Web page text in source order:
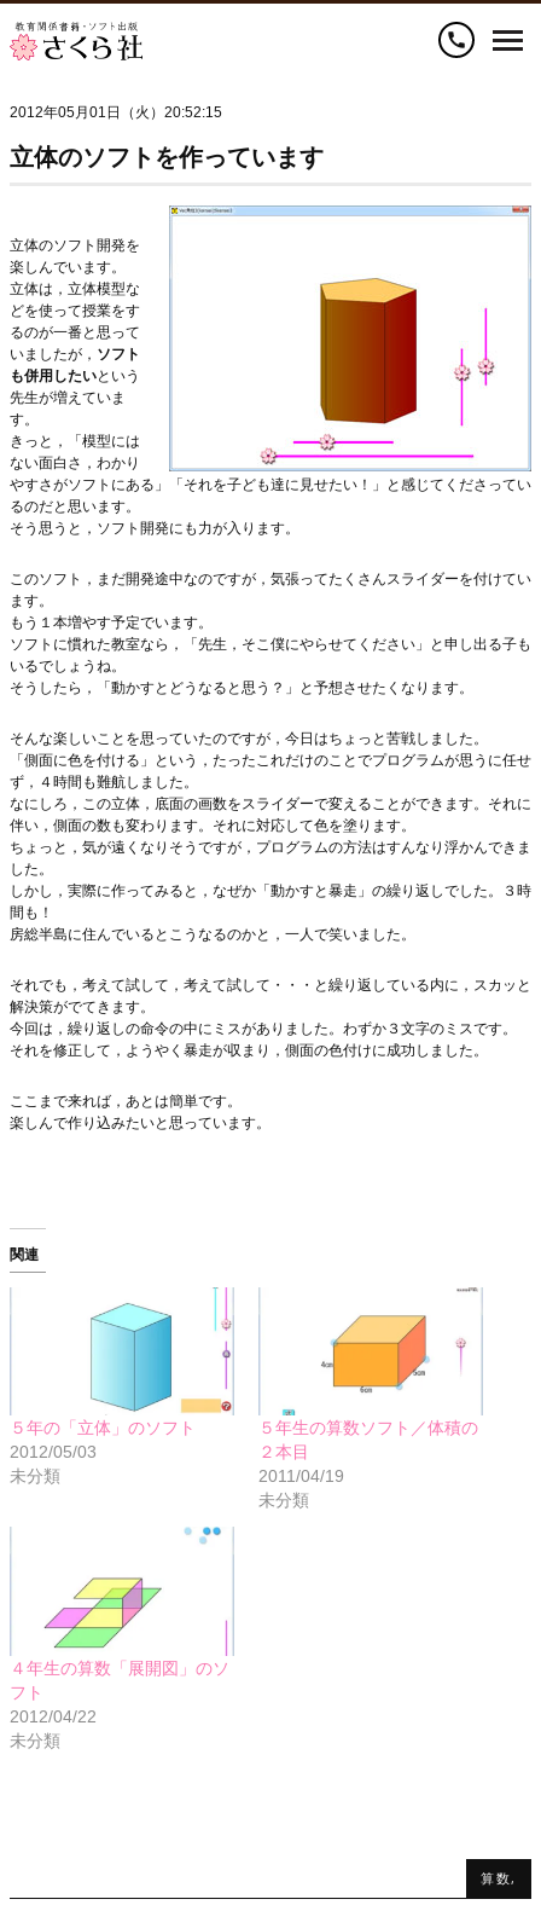
call
2012年05月01日（火）20:52:15
立体のソフトを作っています
立体のソフト開発を
楽しんでいます。
立体は，立体模型な
どを使って授業をす
るのが一番と思って
いましたが， ソフト
も併用したいという
先生が増えていま
す。
きっと，「模型には
ない面白さ，わかり
やすさがソフトにある」「それを子ども達に見せたい！」と感じてくださってい
るのだと思います。
そう思うと，ソフト開発にも力が入ります。
このソフト，まだ開発途中なのですが，気張ってたくさんスライダーを付けてい
ます。
もう１本増やす予定でいます。
ソフトに慣れた教室なら，「先生，そこ僕にやらせてください」と申し出る子も
いるでしょうね。
そうしたら，「動かすとどうなると思う？」と予想させたくなります。
そんな楽しいことを思っていたのですが，今日はちょっと苦戦しました。
「側面に色を付ける」という，たったこれだけのことでプログラムが思うに任せ
ず，４時間も難航しました。
なにしろ，この立体，底面の画数をスライダーで変えることができます。それに
伴い，側面の数も変わります。それに対応して色を塗ります。
ちょっと，気が遠くなりそうですが，プログラムの方法はすんなり浮かんできま
した。
しかし，実際に作ってみると，なぜか「動かすと暴走」の繰り返しでした。３時
間も！
房総半島に住んでいるとこうなるのかと，一人で笑いました。
それでも，考えて試して，考えて試して・・・と繰り返している内に，スカッと
解決策がでてきます。
今回は，繰り返しの命令の中にミスがありました。わずか３文字のミスです。
それを修正して，ようやく暴走が収まり，側面の色付けに成功しました。
ここまで来れば，あとは簡単です。
楽しんで作り込みたいと思っています。
関連
５年の「立体」のソフト
2012/05/03
未分類
５年生の算数ソフト／体積の
２本目
2011/04/19
未分類
４年生の算数「展開図」のソ
フト
2012/04/22
未分類
算数,